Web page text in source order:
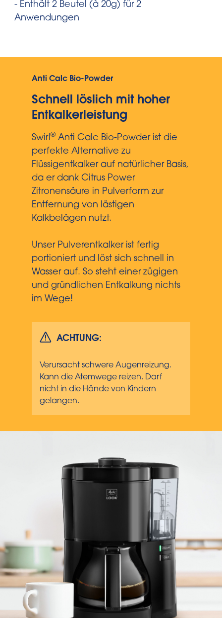
- Enthält 2 Beutel (à 20g) für 2
Anwendungen
Anti Calc Bio-Powder
Schnell löslich mit hoher
Entkalkerleistung
Swirl® Anti Calc Bio-Powder ist die
perfekte Alternative zu
Flüssigentkalker auf natürlicher Basis,
da er dank Citrus Power
Zitronensäure in Pulverform zur
Entfernung von lästigen
Kalkbelägen nutzt.
Unser Pulverentkalker ist fertig
portioniert und löst sich schnell in
Wasser auf. So steht einer zügigen
und gründlichen Entkalkung nichts
im Wege!
ACHTUNG:
Verursacht schwere Augenreizung.
Kann die Atemwege reizen. Darf
nicht in die Hände von Kindern
gelangen.